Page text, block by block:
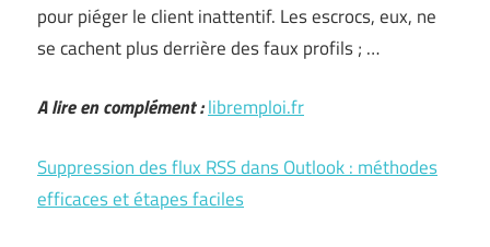
pour piéger le client inattentif. Les escrocs, eux, ne
se cachent plus derrière des faux profils ; …
A lire en complément :libremploi.fr
Suppression des flux RSS dans Outlook : méthodes
efficaces et étapes faciles